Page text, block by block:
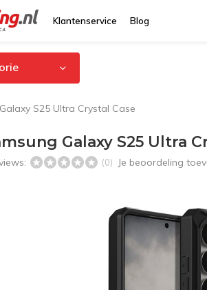
Klantenservice Blog
S25 Ultra Crystal Case
Galaxy S25 Ultra
(0) Je beoordeling